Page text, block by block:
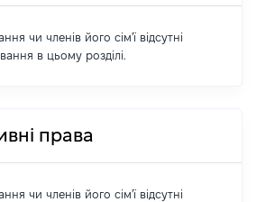
чи членів його сім'ї відсутні
в цьому розділі.
права
чи членів його сім'ї відсутні